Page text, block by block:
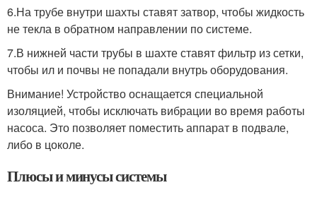
6.На трубе внутри шахты ставят затвор, чтобы жидкость
не текла в обратном направлении по системе.
7.В нижней части трубы в шахте ставят фильтр из сетки,
чтобы ил и почвы не попадали внутрь оборудования.
Внимание! Устройство оснащается специальной
изоляцией, чтобы исключать вибрации во время работы
насоса. Это позволяет поместить аппарат в подвале,
либо в цоколе.
Плюсы и минусы системы